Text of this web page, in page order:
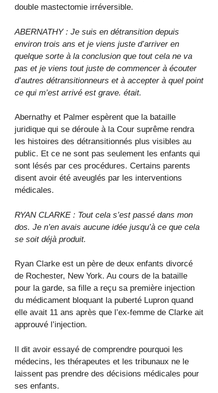
double mastectomie irréversible.
ABERNATHY : Je suis en détransition depuis
environ trois ans et je viens juste d’arriver en
quelque sorte à la conclusion que tout cela ne va
pas et je viens tout juste de commencer à écouter
d’autres détransitionneurs et à accepter à quel point
ce qui m’est arrivé est grave. était.
Abernathy et Palmer espèrent que la bataille
juridique qui se déroule à la Cour suprême rendra
les histoires des détransitionnés plus visibles au
public. Et ce ne sont pas seulement les enfants qui
sont lésés par ces procédures. Certains parents
disent avoir été aveuglés par les interventions
médicales.
RYAN CLARKE : Tout cela s’est passé dans mon
dos. Je n’en avais aucune idée jusqu’à ce que cela
se soit déjà produit.
Ryan Clarke est un père de deux enfants divorcé
de Rochester, New York. Au cours de la bataille
pour la garde, sa fille a reçu sa première injection
du médicament bloquant la puberté Lupron quand
elle avait 11 ans après que l’ex-femme de Clarke ait
approuvé l’injection.
Il dit avoir essayé de comprendre pourquoi les
médecins, les thérapeutes et les tribunaux ne le
laissent pas prendre des décisions médicales pour
ses enfants.